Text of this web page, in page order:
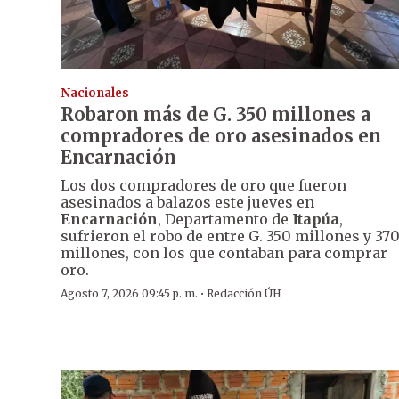
Nacionales
Robaron más de G. 350 millones a
compradores de oro asesinados en
Encarnación
Los dos compradores de oro que fueron
asesinados a balazos este jueves en
Encarnación, Departamento de Itapúa,
sufrieron el robo de entre G. 350 millones y 370
millones, con los que contaban para comprar
oro.
Agosto 7, 2026 09:45 p. m. · Redacción ÚH